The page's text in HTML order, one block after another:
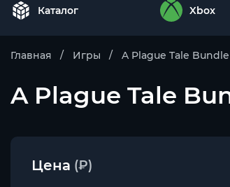
Каталог Xbox
Главная Игры A Plague Tale Bundle
A Plague Tale
Цена (₽)